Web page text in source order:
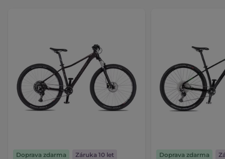
Doprava zdarma
Záruka 10 let
Doprava zdarma